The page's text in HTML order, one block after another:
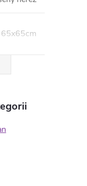
65x65cm